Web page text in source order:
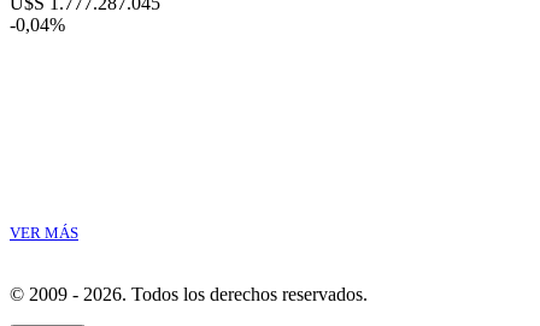
-0,04%
VER MÁS
© 2009 - 2026. Todos los derechos reservados.